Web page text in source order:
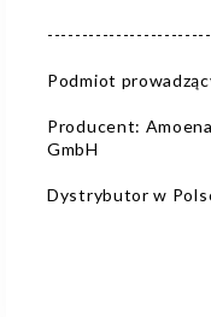
Podmiot
Producent:
GmbH
Dystrybutor w